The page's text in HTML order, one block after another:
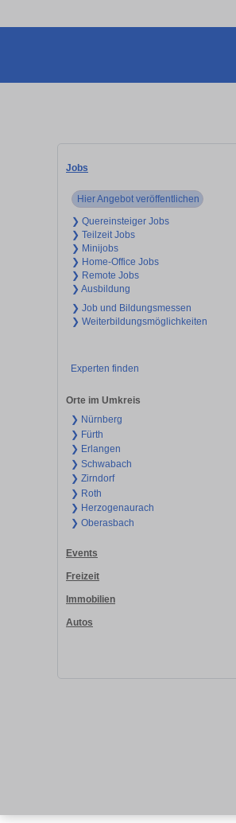
Jobs
Hier Angebot veröffentlichen
❯ Quereinsteiger Jobs
❯ Teilzeit Jobs
❯ Minijobs
❯ Home-Office Jobs
❯ Remote Jobs
❯ Ausbildung
❯ Job und Bildungsmessen
❯ Weiterbildungsmöglichkeiten
Experten finden
Orte im Umkreis
❯ Nürnberg
❯ Fürth
❯ Erlangen
❯ Schwabach
❯ Zirndorf
❯ Roth
❯ Herzogenaurach
❯ Oberasbach
Events
Freizeit
Immobilien
Autos